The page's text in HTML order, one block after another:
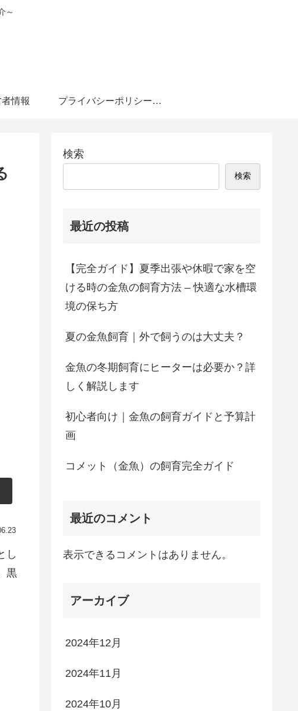
～
情報 プライバシーポリシー・免責事項
し
黒
検索
検索
最近の投稿
【完全ガイド】夏季出張や休暇で家を空
ける時の金魚の飼育方法 – 快適な水槽環
境の保ち方
夏の金魚飼育｜外で飼うのは大丈夫？
金魚の冬期飼育にヒーターは必要か？詳
しく解説します
初心者向け｜金魚の飼育ガイドと予算計
画
コメット（金魚）の飼育完全ガイド
最近のコメント
表示できるコメントはありません。
アーカイブ
2024年12月
2024年11月
2024年10月